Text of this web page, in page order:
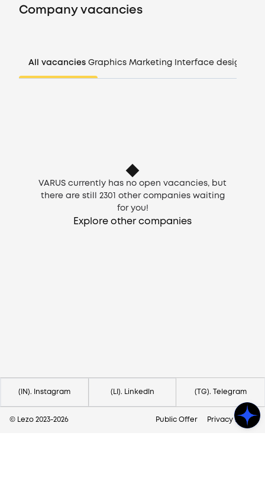
Company vacancies
All vacancies Graphics Marketing Interface design
VARUS currently has no open vacancies, but
there are still
2301
other companies waiting
for you!
Explore other companies
(IN). Instagram (LI). LinkedIn (TG). Telegram
© Lezo 2023-2026 Public Offer Privacy Policy